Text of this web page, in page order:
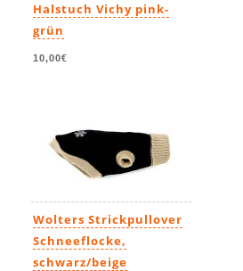
Halstuch Vichy pink-
grün
10,00€
Wolters Strickpullover
Schneeflocke,
schwarz/beige